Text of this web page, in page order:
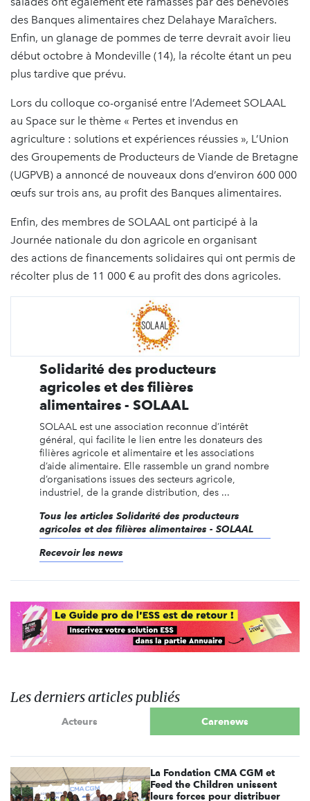
des Banques alimentaires chez Delahaye Maraîchers.
Enfin, un glanage de pommes de terre devrait avoir lieu
début octobre à Mondeville (14), la récolte étant un peu
plus tardive que prévu.
Lors du colloque co-organisé entre l’Ademeet SOLAAL
au Space sur le thème « Pertes et invendus en
agriculture : solutions et expériences réussies », L’Union
des Groupements de Producteurs de Viande de Bretagne
(UGPVB) a annoncé de nouveaux dons d’environ 600 000
œufs sur trois ans, au profit des Banques alimentaires.
Enfin, des membres de SOLAAL ont participé à la
Journée nationale du don agricole en organisant
des actions de financements solidaires qui ont permis de
récolter plus de 11 000 € au profit des dons agricoles.
Solidarité des producteurs
agricoles et des filières
alimentaires - SOLAAL
SOLAAL est une association reconnue d’intérêt
général, qui facilite le lien entre les donateurs des
filières agricole et alimentaire et les associations
d’aide alimentaire. Elle rassemble un grand nombre
d’organisations issues des secteurs agricole,
industriel, de la grande distribution, des ...
Tous les articles Solidarité des producteurs
agricoles et des filières alimentaires - SOLAAL
Recevoir les news
Les derniers articles publiés
Acteurs Carenews
La Fondation CMA CGM et
Feed the Children unissent
leurs forces pour distribuer